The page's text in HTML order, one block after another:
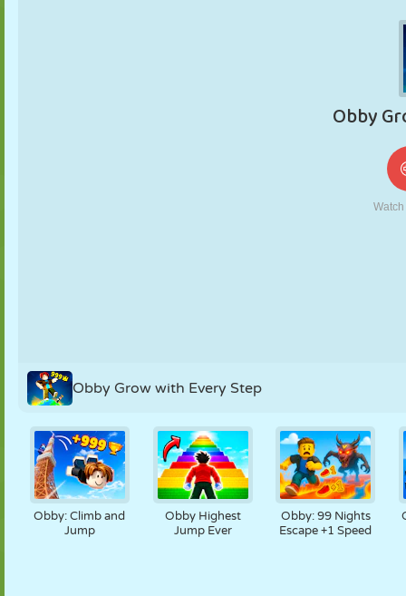
ROBOT
Obby Grow with Every Step
Obby: Climb and
Jump
Obby Highest
Jump Ever
Obby: 99 Nights
Escape +1 Speed